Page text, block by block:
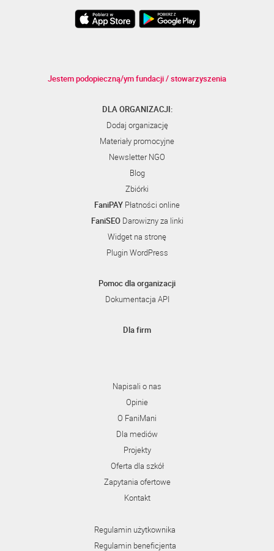
Jestem podopieczną/ym fundacji / stowarzyszenia
DLA ORGANIZACJI:
Dodaj organizację
Materiały promocyjne
Newsletter NGO
Blog
Zbiórki
FaniPAY Płatności online
FaniSEODarowizny za linki
Widget na stronę
Plugin WordPress
Pomoc dla organizacji
Dokumentacja API
Dla firm
Napisali o nas
Opinie
O FaniMani
Dla mediów
Projekty
Oferta dla szkół
Zapytania ofertowe
Kontakt
Regulamin użytkownika
Regulamin beneficjenta